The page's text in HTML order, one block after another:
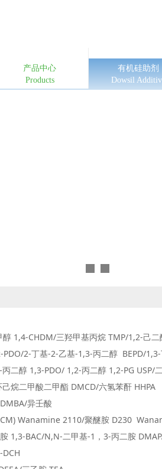
产品中心 有机硅助剂
Products Dowsil
CHDM/三羟甲基丙烷 TMP/1,2-己二
基-2-乙基-1,3-丙二醇 BEPD/1,3-
PDO/ 1,2-丙二醇 1,2-PG USP/二
烷二甲酸二甲酯 DMCD/六氢苯酐 HHPA
异壬酸
Wanamine 2110/聚醚胺 D230
1,3-BAC/N,N-二甲基-1，3-丙二胺